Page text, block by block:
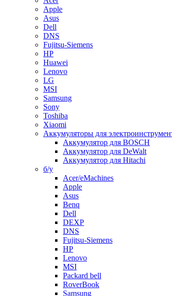
Apple
Asus
Dell
DNS
Fujitsu-Siemens
HP
Huawei
Lenovo
LG
MSI
Samsung
Sony
Toshiba
Xiaomi
Аккумуляторы для
Аккумулятор для BOSCH
Аккумулятор для DeWalt
Аккумулятор для Hitachi
б/у
Acer/eMachines
Apple
Asus
Benq
Dell
DEXP
DNS
Fujitsu-Siemens
HP
Lenovo
MSI
Packard bell
RoverBook
Samsung